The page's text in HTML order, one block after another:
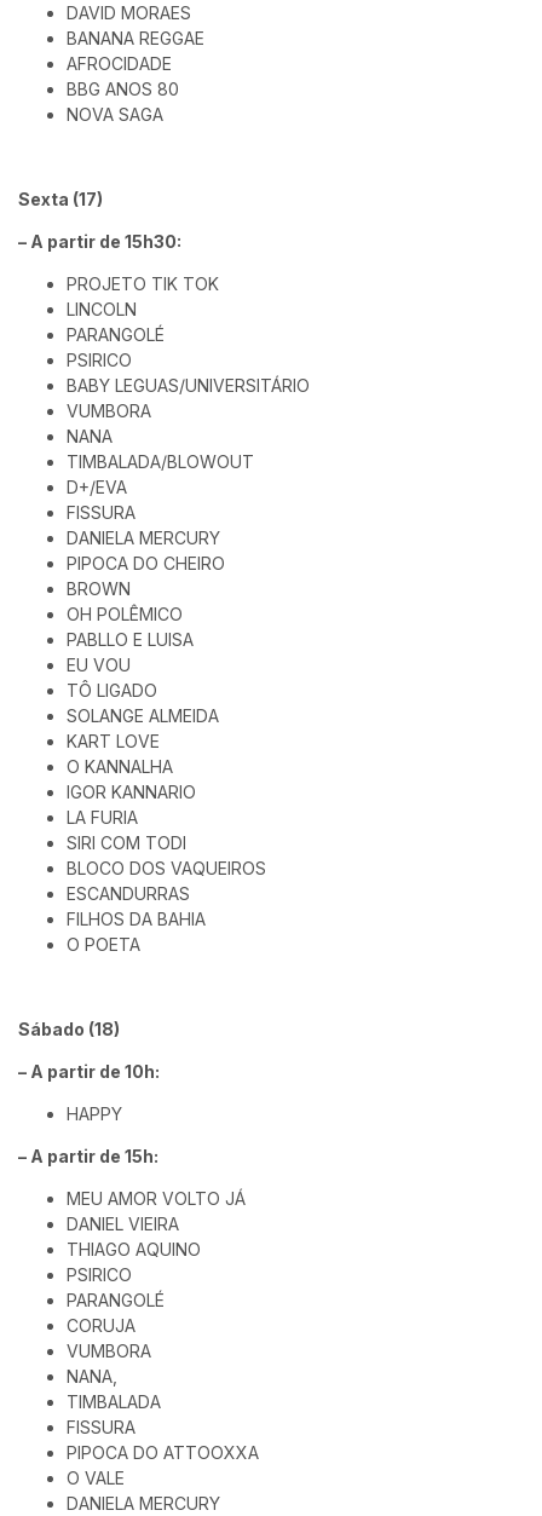
DAVID MORAES
BANANA REGGAE
AFROCIDADE
BBG ANOS 80
NOVA SAGA
Sexta (17)
– A partir de 15h30:
PROJETO TIK TOK
LINCOLN
PARANGOLÉ
PSIRICO
BABY LEGUAS/UNIVERSITÁRIO
VUMBORA
NANA
TIMBALADA/BLOWOUT
D+/EVA
FISSURA
DANIELA MERCURY
PIPOCA DO CHEIRO
BROWN
OH POLÊMICO
PABLLO E LUISA
EU VOU
TÔ LIGADO
SOLANGE ALMEIDA
KART LOVE
O KANNALHA
IGOR KANNARIO
LA FURIA
SIRI COM TODI
BLOCO DOS VAQUEIROS
ESCANDURRAS
FILHOS DA BAHIA
O POETA
Sábado (18)
– A partir de 10h:
HAPPY
– A partir de 15h:
MEU AMOR VOLTO JÁ
DANIEL VIEIRA
THIAGO AQUINO
PSIRICO
PARANGOLÉ
CORUJA
VUMBORA
NANA,
TIMBALADA
FISSURA
PIPOCA DO ATTOOXXA
O VALE
DANIELA MERCURY